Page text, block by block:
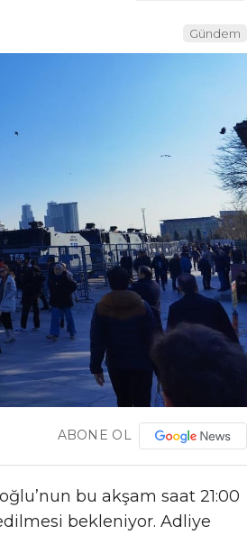
Gündem
ABONE OL
bu akşam saat 21:00
bekleniyor. Adliye